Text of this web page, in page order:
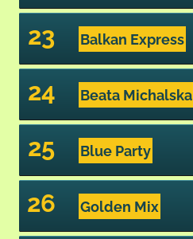
23 Balkan Express
24 Beata Michalska
25 Blue Party
26 Golden Mix